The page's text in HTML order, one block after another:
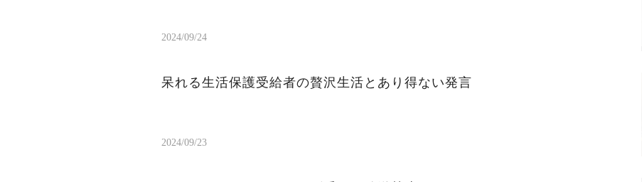
2024/09/24
呆れる生活保護受給者の贅沢生活とあり得ない発言
2024/09/23